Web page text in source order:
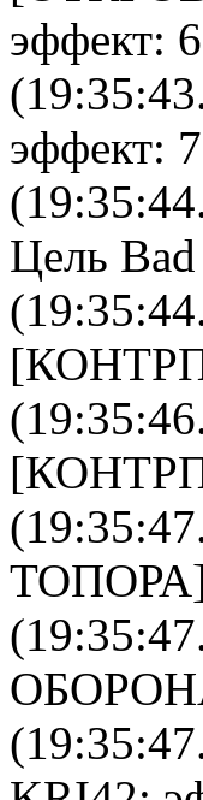
эффект:
эффект:
Цель
[
[
ТОПОРА